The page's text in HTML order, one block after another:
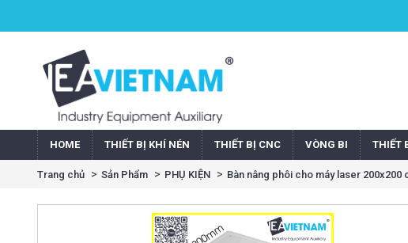
HOME THIẾT BỊ KHÍ NÉN THIẾT BỊ CNC VÒNG BI THIẾT
Trang chủ Sản Phẩm PHỤ KIỆN Bàn nâng phôi cho máy laser 200x200